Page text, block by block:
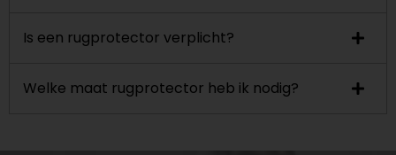
Is een rugprotector verplicht?
Welke maat rugprotector heb ik nodig?